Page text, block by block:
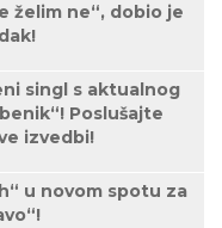
želim ne“, dobio je
singl s aktualnog
Poslušajte
izvedbi!
u novom spotu za